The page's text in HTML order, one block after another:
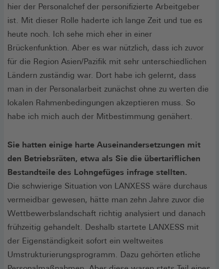
hier der Personalchef der personifizierte Arbeitgeber
ist. Mit dieser Rolle haderte ich lange Zeit und tue es
heute noch. Ich sehe mich eher in einer
Brückenfunktion. Aber es war nützlich, dass ich zuvor
für die Region Asien/Pazifik mit sehr unterschiedlichen
Ländern zuständig war. Dort habe ich gelernt, dass
man in der Personalarbeit zunächst ohne zu werten die
lokalen Rahmenbedingungen akzeptieren muss. So
habe ich mich auch der Mitbestimmung genähert.
Sie hatten einige harte Auseinandersetzungen mit
den Betriebsräten, etwa als Sie die übertariflichen
Bestandteile des Lohngefüges infrage stellten.
Die schwierige Situation von LANXESS wäre durchaus
vermeidbar gewesen, hätte man zehn Jahre zuvor die
Wettbewerbslandschaft richtig analysiert und danach
frühzeitig gehandelt. Deshalb startete LANXESS mit
der Eigenständigkeit sofort ein weltweites
Umstrukturierungsprogramm. Dazu gehörten etliche